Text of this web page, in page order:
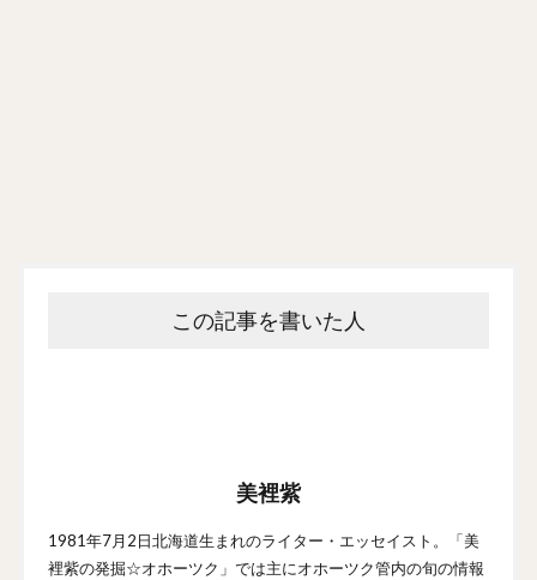
この記事を書いた人
美裡紫
1981年7月2日北海道生まれのライター・エッセイスト。「美
裡紫の発掘☆オホーツク」では主にオホーツク管内の旬の情報